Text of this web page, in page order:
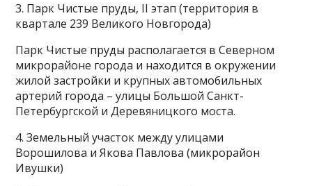
3. Парк Чистые пруды, II этап (территория в
квартале 239 Великого Новгорода)
Парк Чистые пруды располагается в Северном
микрорайоне города и находится в окружении
жилой застройки и крупных автомобильных
артерий города – улицы Большой Санкт-
Петербургской и Деревяницкого моста.
4. Земельный участок между улицами
Ворошилова и Якова Павлова (микрорайон
Ивушки)